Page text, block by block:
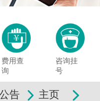
费用查
询
咨询挂
号
告 主页